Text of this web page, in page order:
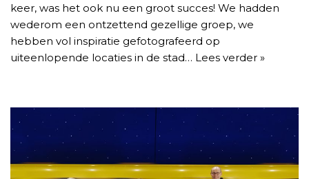
keer, was het ook nu een groot succes! We hadden
wederom een ontzettend gezellige groep, we
hebben vol inspiratie gefotografeerd op
uiteenlopende locaties in de stad… Lees verder »